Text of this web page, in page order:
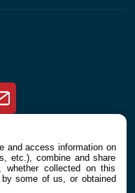
Newsletter
and access information on
etc.), combine and share
whether collected on this
some of us, or obtained